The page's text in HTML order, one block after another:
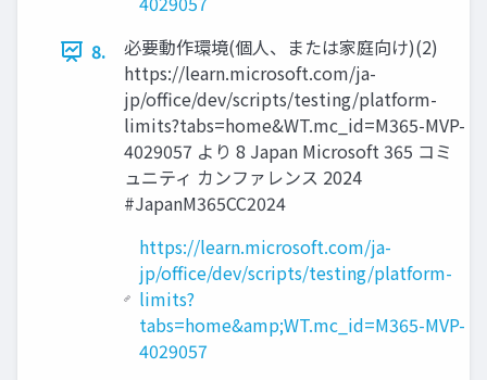
8.
必要動作環境(個人、または家庭向け)(2)
https://learn.microsoft.com/ja-
jp/office/dev/scripts/testing/platform-
limits?tabs=home&WT.mc_id=M365-MVP-
4029057 より 8 Japan Microsoft 365 コミ
ュニティ カンファレンス 2024
#JapanM365CC2024
https://learn.microsoft.com/ja-
jp/office/dev/scripts/testing/platform-
limits?
tabs=home&amp;WT.mc_id=M365-MVP-
4029057